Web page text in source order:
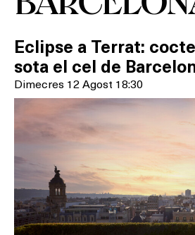
Eclipse a Terrat:
sota el cel de
Dimecres 12 Agost 18:30